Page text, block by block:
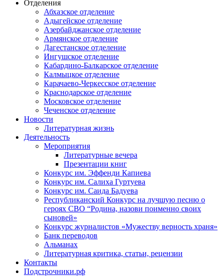
Отделения
Абхазское отделение
Адыгейское отделение
Азербайджанское отделение
Армянское отделение
Дагестанское отделение
Ингушское отделение
Кабардино-Балкарское отделение
Калмыцкое отделение
Карачаево-Черкесское отделение
Краснодарское отделение
Московское отделение
Чеченское отделение
Новости
Литературная жизнь
Деятельность
Мероприятия
Литературные вечера
Презентации книг
Конкурс им. Эффенди Капиева
Конкурс им. Салиха Гуртуева
Конкурс им. Саида Бадуева
Республиканский Конкурс на лучшую песню о
героях СВО “Родина, назови поименно своих
сыновей»
Конкурс журналистов «Мужеству верность храня»
Банк переводов
Альманах
Литературная критика, статьи, рецензии
Контакты
Подстрочники.рф